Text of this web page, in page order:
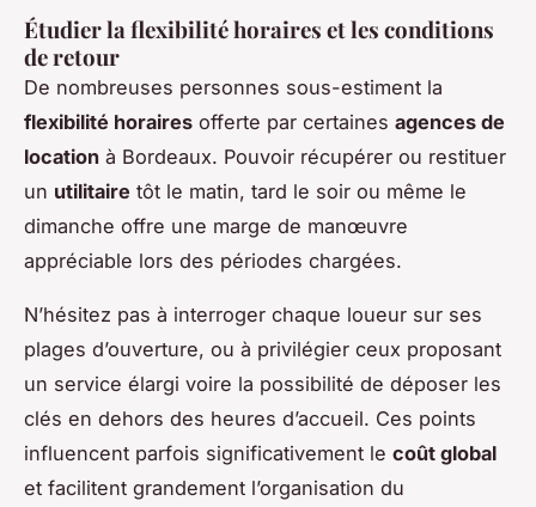
Étudier la flexibilité horaires et les conditions
de retour
De nombreuses personnes sous-estiment la
flexibilité horaires offerte par certaines agences de
location à Bordeaux. Pouvoir récupérer ou restituer
un utilitaire tôt le matin, tard le soir ou même le
dimanche offre une marge de manœuvre
appréciable lors des périodes chargées.
N’hésitez pas à interroger chaque loueur sur ses
plages d’ouverture, ou à privilégier ceux proposant
un service élargi voire la possibilité de déposer les
clés en dehors des heures d’accueil. Ces points
influencent parfois significativement le coût global
et facilitent grandement l’organisation du